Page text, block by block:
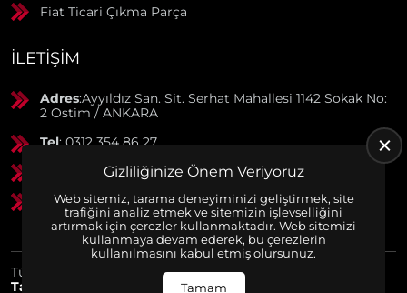
Fiat Ticari Çıkma Parça
İLETIŞIM
Adres:Ayyıldız San. Sit. Serhat Mahallesi 1142 Sokak No:
2 Ostim / ANKARA
Tel: 0312 354 86 27
: 0506 369 50 55
GSM: 0553 790 38 01
Tüm Hakları Saklıdır. | Bu site Us Yazılım
Tasarım
Paketleri ile Hazırlanmıştır. © 2025
Gizliliğinize Önem Veriyoruz
Web sitemiz, tarama deneyiminizi geliştirmek, site
trafiğini analiz etmek ve sitemizin işlevselliğini
artırmak için çerezler kullanmaktadır. Web sitemizi
kullanmaya devam ederek, bu çerezlerin
kullanılmasını kabul etmiş olursunuz.
Tamam